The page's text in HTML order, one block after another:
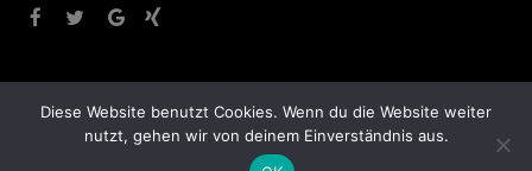
© 2026 – Appler + Wöhry Immobilien – Datenschutzerklärung–Impressum
Diese Website benutzt Cookies. Wenn du die Website weiter
nutzt, gehen wir von deinem Einverständnis aus.